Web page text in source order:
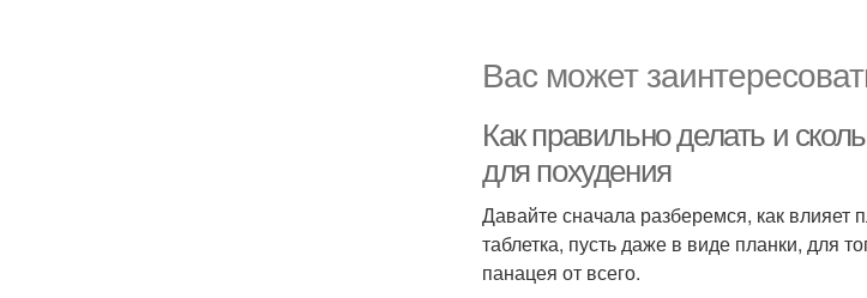
Вас может
Как правильно делать и
для похудения
Давайте сначала разберемся, как влияет
таблетка, пусть даже в виде планки, для
панацея от всего.